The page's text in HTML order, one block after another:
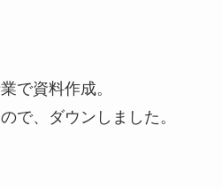
で資料作成。
で、ダウンしました。